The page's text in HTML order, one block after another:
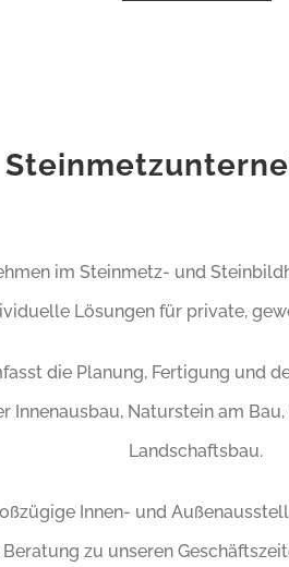
im Steinmetz- und
Lösungen für private,
die Planung, Fertigung und
Innenausbau, Naturstein am
Landschaftsbau.
Innen- und
zu unseren